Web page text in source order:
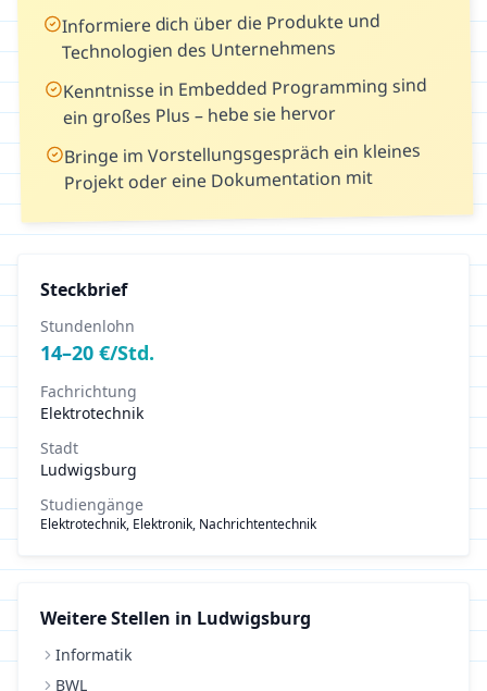
Informiere dich über die Produkte und
Technologien des Unternehmens
Kenntnisse in Embedded Programming sind
ein großes Plus – hebe sie hervor
Bringe im Vorstellungsgespräch ein kleines
Projekt oder eine Dokumentation mit
Steckbrief
Stundenlohn
14–20 €/Std.
Fachrichtung
Elektrotechnik
Stadt
Ludwigsburg
Studiengänge
Elektrotechnik, Elektronik, Nachrichtentechnik
Weitere Stellen in Ludwigsburg
Informatik
BWL